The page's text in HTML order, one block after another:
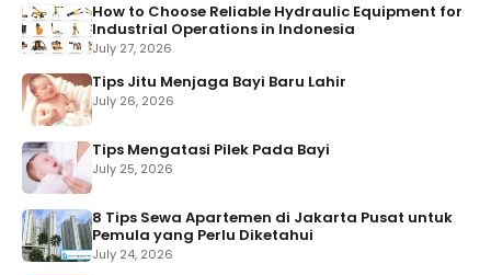
How to Choose Reliable Hydraulic Equipment for
Industrial Operations in Indonesia
July 27, 2026
Tips Jitu Menjaga Bayi Baru Lahir
July 26, 2026
Tips Mengatasi Pilek Pada Bayi
July 25, 2026
8 Tips Sewa Apartemen di Jakarta Pusat untuk
Pemula yang Perlu Diketahui
July 24, 2026